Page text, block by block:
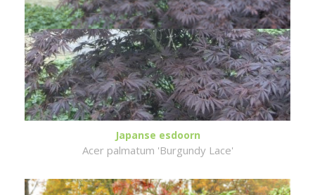
Japanse esdoorn
Acer palmatum 'Burgundy Lace'